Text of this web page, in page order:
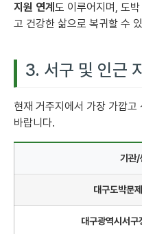
지원 연계 도 이루어지며, 도
고 건강한 삶으로 복귀할 수
3. 서구 및 인근
현재 거주지에서 가장 가깝
바랍니다.
기관/
대구도박문
대구광역시서구